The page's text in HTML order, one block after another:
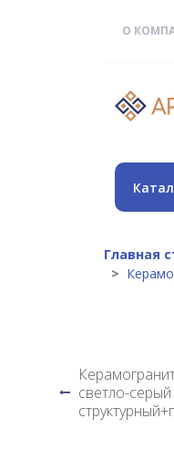
О
Главная
светло-